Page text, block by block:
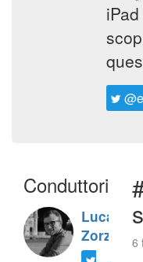
Conduttori
Luca
Zorzi
6